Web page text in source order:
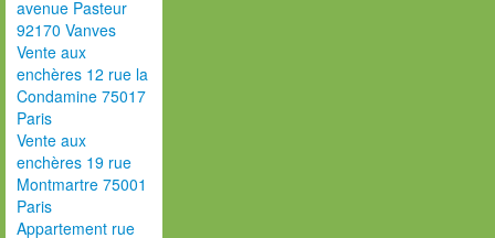
avenue Pasteur
92170 Vanves
Vente aux
enchères 12 rue la
Condamine 75017
Paris
Vente aux
enchères 19 rue
Montmartre 75001
Paris
Appartement rue